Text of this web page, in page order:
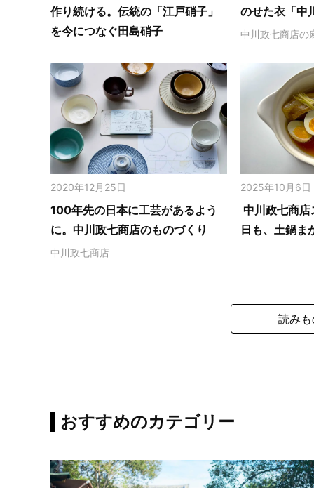
作り続ける。伝統の「江戸硝子」
を今につなぐ田島硝子
のせた衣「中
中川政七商店の
2020年12月25日
100年先の日本に工芸があるよう
に。中川政七商店のものづくり
中川政七商店
2025年10月6日
中川政七商
日も、土鍋ま
読み
おすすめのカテゴリー